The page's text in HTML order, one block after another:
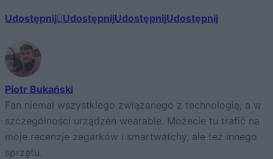
Udostępnij UdostępnijUdostępnijUdostępnij
Piotr Bukański
Fan niemal wszystkiego związanego z technologią, a w
szczególności urządzeń wearable. Możecie tu trafić na
moje recenzje zegarków i smartwatchy, ale też innego
sprzętu.